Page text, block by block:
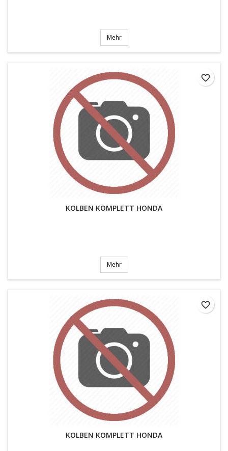
Mehr
KOLBEN KOMPLETT HONDA
Mehr
favorite_border
KOLBEN KOMPLETT HONDA
favorite_border